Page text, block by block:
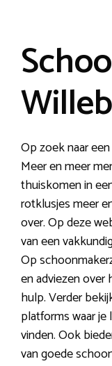
Op zoek naar
Meer en meer
thuiskomen in
rotklusjes meer
over. Op deze
van een
Op
en adviezen
hulp. Verder
platforms waar
vinden. Ook
van goede